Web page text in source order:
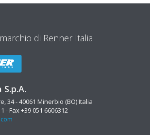
di Renner Italia
34 - 40061 Minerbio (BO) Italia
- Fax +39 051 6606312